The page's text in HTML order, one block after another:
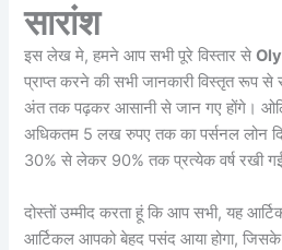
सारांश
इस लेख मे, हमने आप सभी पूरे विस्तार से
प्राप्त करने की सभी जानकारी विस्तृत रूप से
अंत तक पढ़कर आसानी से जान गए होंगे।
अधिकतम 5 लख रुपए तक का पर्सनल लोन
30% से लेकर 90% तक प्रत्येक वर्ष रखी
दोस्तों उम्मीद करता हूं कि आप सभी, यह
आर्टिकल आपको बेहद पसंद आया होगा,